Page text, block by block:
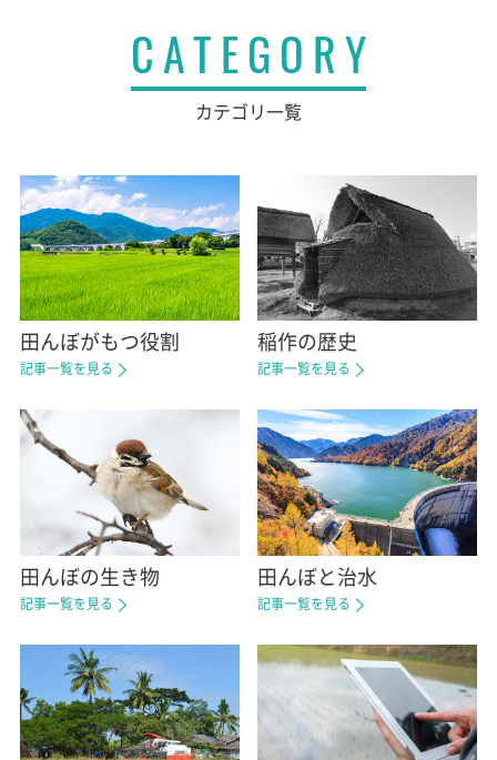
CATEGORY
カテゴリ一覧
田んぼがもつ役割
記事一覧を見る
稲作の歴史
記事一覧を見る
田んぼの生き物
記事一覧を見る
田んぼと治水
記事一覧を見る